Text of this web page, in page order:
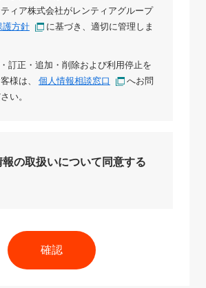
ィア株式会社がレンティアグループ
護方針
に基づき、適切に管理しま
訂正・追加・削除および利用停止を
様は、 個人情報相談窓口
へお問
い。
の取扱いについて同意する